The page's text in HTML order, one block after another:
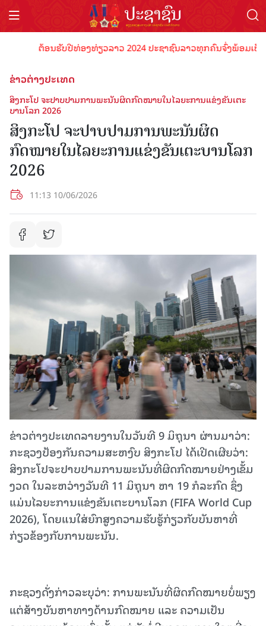
ຕ້ອນຮັບປີທ່ອງທ່ຽວລາວ 2024 ປະຊາຊົນລາວທຸກຄົນຈົ່ງພ້ອມເປັ
ຂ່າວຕ່າງປະເທດ
ສິງກະໂປ ຈະປາບປາມການພະນັນຜິດກົດໝາຍໃນໄລຍະການແຂ່ງຂັນເຕະ
ບານໂລກ 2026
ສິງກະໂປ ຈະປາບປາມການພະນັນຜິດ
ກົດໝາຍໃນໄລຍະການແຂ່ງຂັນເຕະບານໂລກ
2026
11:13 10/06/2026
ຂ່າວຕ່າງປະເທດລາຍງານໃນວັນທີ 9 ມິຖຸນາ ຜ່ານມາວ່າ:
ກະຊວງປ້ອງກັນຄວາມສະຫງົບ ສິງກະໂປ ໄດ້ເປີດເຜີຍວ່າ:
ສິງກະໂປຈະປາບປາມການພະນັນທີ່ຜິດກົດໝາຍຢ່າງເຂັ້ມ
ງວດ ໃນລະຫວ່າງວັນທີ 11 ມິຖຸນາ ຫາ 19 ກໍລະກົດ ຊຶ່ງ
ແມ່ນໄລຍະການແຂ່ງຂັນເຕະບານໂລກ (FIFA World Cup
2026), ໂດຍແນໃສ່ຍົກສູງຄວາມຮັບຮູ້ກ່ຽວກັບບັນຫາທີ່
ກ່ຽວຂ້ອງກັບການພະນັນ.
ກະຊວງດັ່ງກ່າວລະບຸວ່າ: ການພະນັນທີ່ຜິດກົດໝາຍບໍ່ພຽງ
ແຕ່ສ້າງບັນຫາທາງດ້ານກົດໝາຍ ແລະ ຄວາມເປັນ